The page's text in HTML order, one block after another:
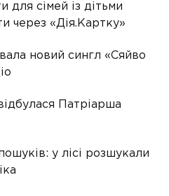
для сімей із дітьми
через «Дія.Картку»
новий сингл «Сяйво
Патріарша
у лісі розшукали